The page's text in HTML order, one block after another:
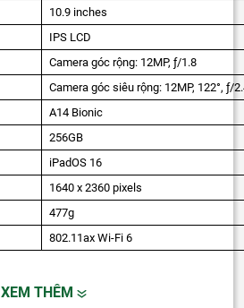
10.9 inches
IPS LCD
Camera góc rộng: 12MP, ƒ/1.8
Camera góc siêu rộng: 12MP, 122°, ƒ/
A14 Bionic
256GB
iPadOS 16
1640 x 2360 pixels
477g
802.11ax Wi-Fi 6
XEM THÊM